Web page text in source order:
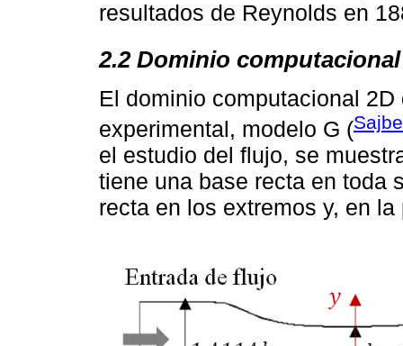
resultados de Reynolds en
2.2 Dominio computacional
El dominio computacional
experimental, modelo G (
el estudio del flujo, se
tiene una base recta en toda
recta en los extremos y, en